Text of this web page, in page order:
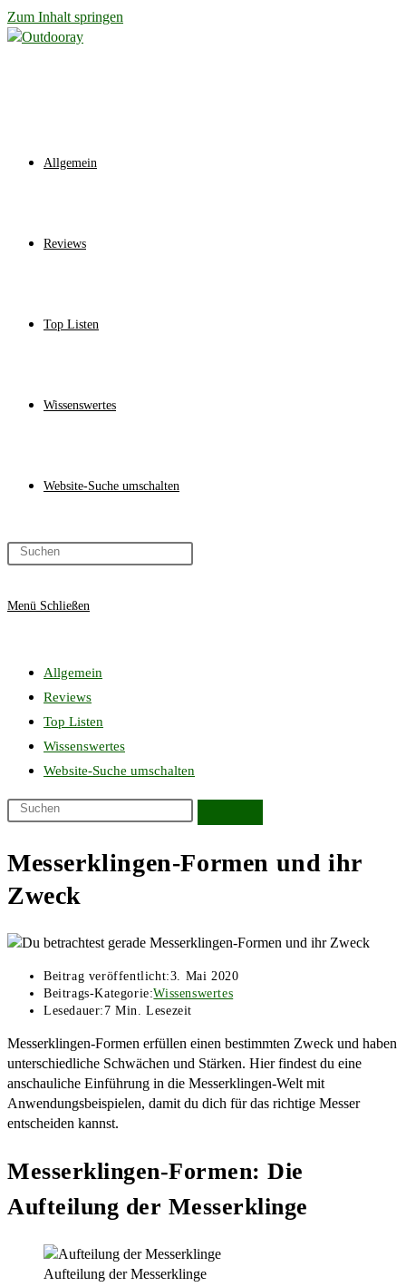
Zum Inhalt springen
Allgemein
Reviews
Top Listen
Wissenswertes
Website-Suche umschalten
Menü Schließen
Allgemein
Reviews
Top Listen
Wissenswertes
Website-Suche umschalten
Messerklingen-Formen und ihr
Zweck
Beitrag veröffentlicht:3. Mai 2020
Beitrags-Kategorie:Wissenswertes
Lesedauer: 7 Min. Lesezeit
Messerklingen-Formen erfüllen einen bestimmten Zweck und haben
unterschiedliche Schwächen und Stärken. Hier findest du eine
anschauliche Einführung in die Messerklingen-Welt mit
Anwendungsbeispielen, damit du dich für das richtige Messer
entscheiden kannst.
Messerklingen-Formen: Die
Aufteilung der Messerklinge
Aufteilung der Messerklinge